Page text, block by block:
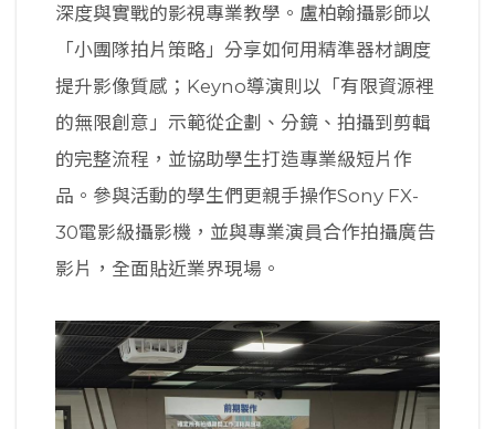
深度與實戰的影視專業教學。盧柏翰攝影師以
「小團隊拍片策略」分享如何用精準器材調度
提升影像質感；Keyno導演則以「有限資源裡
的無限創意」示範從企劃、分鏡、拍攝到剪輯
的完整流程，並協助學生打造專業級短片作
品。參與活動的學生們更親手操作Sony FX-
30電影級攝影機，並與專業演員合作拍攝廣告
影片，全面貼近業界現場。